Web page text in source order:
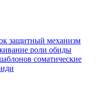
защитный механизм
роли обиды
соматические